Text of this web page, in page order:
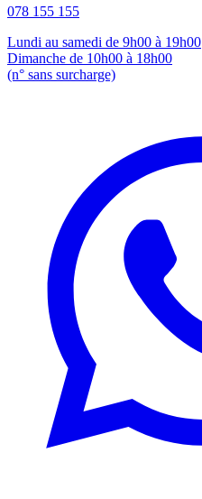
078 155 155
Lundi au samedi de 9h00 à 19h00
Dimanche de 10h00 à 18h00
(n° sans surcharge)